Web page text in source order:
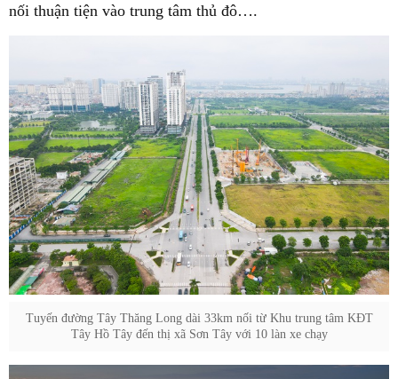
nối thuận tiện vào trung tâm thủ đô….
Tuyến đường Tây Thăng Long dài 33km nối từ Khu trung tâm KĐT
Tây Hồ Tây đến thị xã Sơn Tây với 10 làn xe chạy